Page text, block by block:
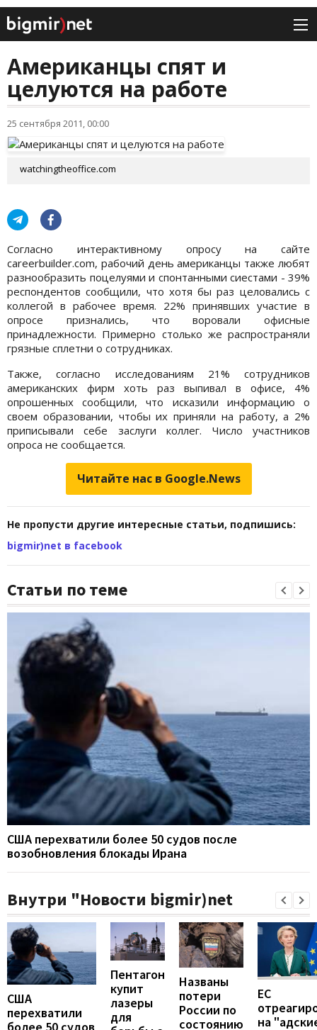
Американцы спят и
целуются на работе
25 сентября 2011, 00:00
watchingtheoffice.com
Согласно интерактивному опросу на сайте
careerbuilder.com, рабочий день американцы также любят
разнообразить поцелуями и спонтанными сиестами - 39%
респондентов сообщили, что хотя бы раз целовались с
коллегой в рабочее время. 22% принявших участие в
опросе признались, что воровали офисные
принадлежности. Примерно столько же распространяли
грязные сплетни о сотрудниках.
Также, согласно исследованиям 21% сотрудников
американских фирм хоть раз выпивал в офисе, 4%
опрошенных сообщили, что исказили информацию о
своем образовании, чтобы их приняли на работу, а 2%
приписывали себе заслуги коллег. Число участников
опроса не сообщается.
Читайте нас в Google.News
Не пропусти другие интересные статьи, подпишись:
bigmir)net в facebook
Статьи по теме
США перехватили более 50 судов после
возобновления блокады Ирана
Внутри "Новости bigmir)net
США
перехватили
Пентагон
купит
лазеры
для
Названы
потери
России по
состоянию
ЕС
на